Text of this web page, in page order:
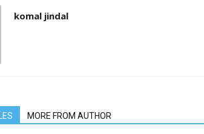
komal jindal
MORE FROM AUTHOR